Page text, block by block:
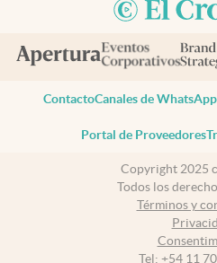
ContactoCanales de WhatsApp
Portal de Proveedores
Copyright 2025
Todos los
Términos y
Tel: +54 11